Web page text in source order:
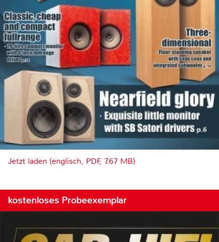
Jetzt laden (englisch, PDF, 7.67 MB)
kostenloses Probeexemplar